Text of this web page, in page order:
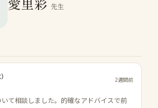
先生
） 2週間前
て相談しました。的確なアドバイスで前